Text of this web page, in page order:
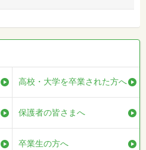
高校・大学を卒業された方へ
保護者の皆さまへ
卒業生の方へ